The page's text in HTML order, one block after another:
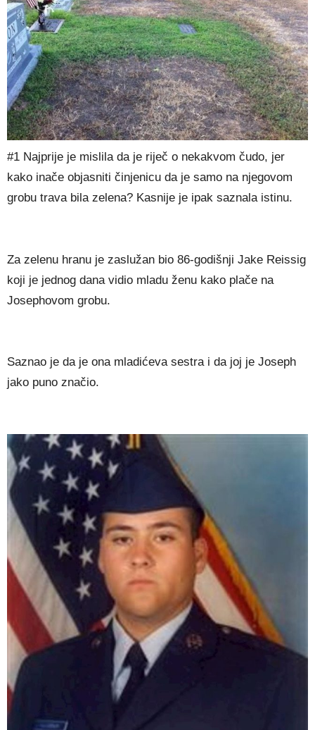
#1 Najprije je mislila da je riječ o nekakvom čudo, jer
kako inače objasniti činjenicu da je samo na njegovom
grobu trava bila zelena? Kasnije je ipak saznala istinu.
Za zelenu hranu je zaslužan bio 86-godišnji Jake Reissig
koji je jednog dana vidio mladu ženu kako plače na
Josephovom grobu.
Saznao je da je ona mladićeva sestra i da joj je Joseph
jako puno značio.